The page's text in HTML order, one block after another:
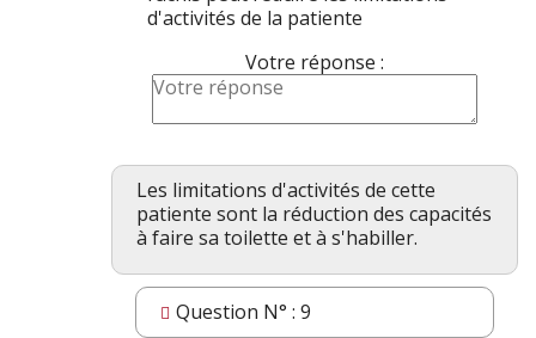
d'activités de la patiente
Votre réponse :
Les limitations d'activités de cette
patiente sont la réduction des capacités
à faire sa toilette et à s'habiller.
Question N° : 9